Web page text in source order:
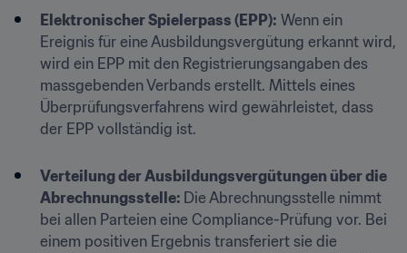
Elektronischer Spielerpass (EPP): Wenn ein
Ereignis für eine Ausbildungsvergütung erkannt wird,
wird ein EPP mit den Registrierungsangaben des
massgebenden Verbands erstellt. Mittels eines
Überprüfungsverfahrens wird gewährleistet, dass
der EPP vollständig ist.
Verteilung der Ausbildungsvergütungen über die
Abrechnungsstelle: Die Abrechnungsstelle nimmt
bei allen Parteien eine Compliance-Prüfung vor. Bei
einem positiven Ergebnis transferiert sie die